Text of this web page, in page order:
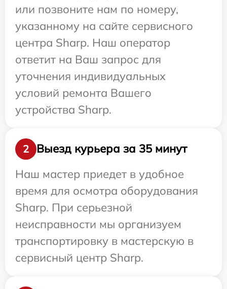
или позвоните нам по номеру,
указанному на сайте сервисного
центра Sharp. Наш оператор
ответит на Ваш запрос для
уточнения индивидуальных
условий ремонта Вашего
устройства Sharp.
2
Выезд курьера за 35 минут
Наш мастер приедет в удобное
время для осмотра оборудования
Sharp. При серьезной
неисправности мы организуем
транспортировку в мастерскую в
сервисный центр Sharp.